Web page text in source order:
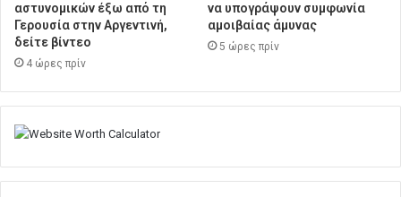
αστυνομικών έξω από τη
Γερουσία στην Αργεντινή,
δείτε βίντεο
4 ώρες πρίν
να υπογράψουν συμφωνία
αμοιβαίας άμυνας
5 ώρες πρίν